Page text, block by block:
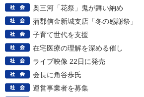
奥三河「花祭」鬼が舞い納め
蒲郡信金新城支店「冬の感謝祭」
子育て世代を支援
在宅医療の理解を深める催し
ライブ映像 22日に発売
会長に角谷歩氏
運営事業者を募集